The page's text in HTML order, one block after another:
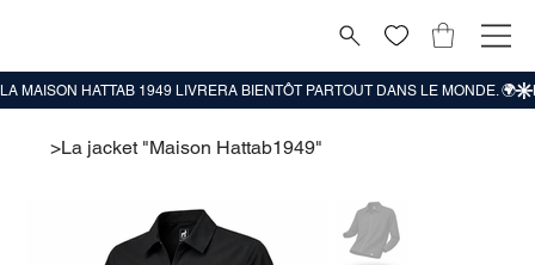
>La jacket "Maison Hattab1949"